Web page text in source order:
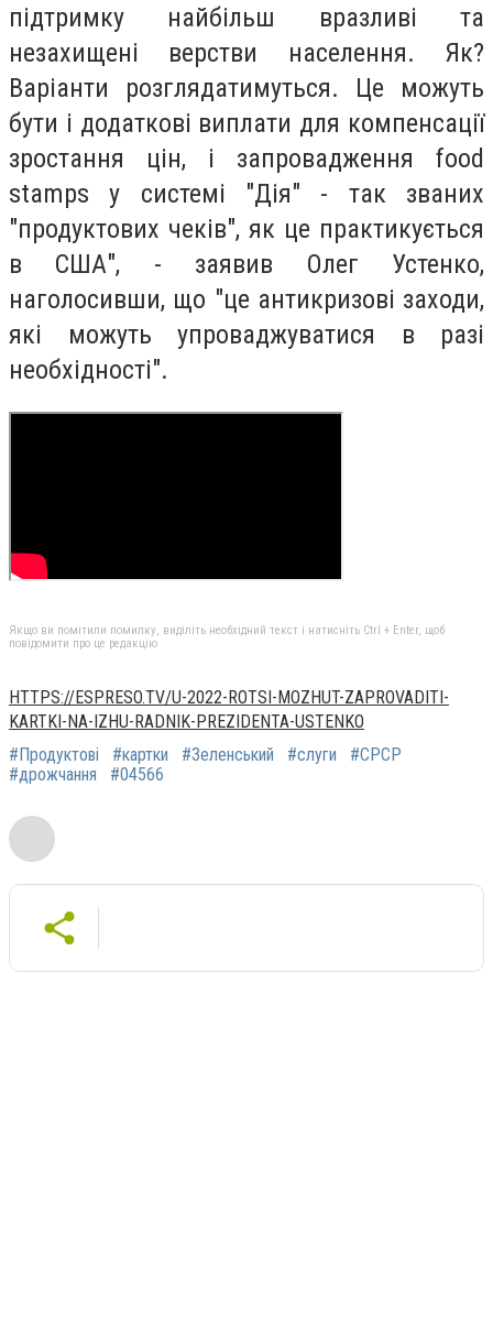
підтримку найбільш вразливі та
незахищені верстви населення. Як?
Варіанти розглядатимуться. Це можуть
бути і додаткові виплати для компенсації
зростання цін, і запровадження food
stamps у системі "Дія" - так званих
"продуктових чеків", як це практикується
в США", - заявив Олег Устенко,
наголосивши, що "це антикризові заходи,
які можуть упроваджуватися в разі
необхідності".
Якщо ви помітили помилку, виділіть необхідний текст і натисніть Ctrl + Enter, щоб
повідомити про це редакцію
HTTPS://ESPRESO.TV/U-2022-ROTSI-MOZHUT-ZAPROVADITI-
KARTKI-NA-IZHU-RADNIK-PREZIDENTA-USTENKO
#Продуктові
#картки #Зеленський #слуги
#СРСР
#дрожчання
#04566